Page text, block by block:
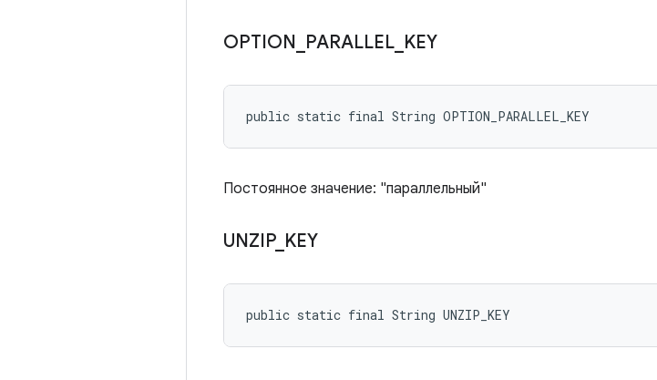
OPTION PARALLEL KEY
public static final String OPTION_PARALLEL_KEY
Постоянное значение: "параллельный"
UNZIP_ KEY
public static final String UNZIP_KEY